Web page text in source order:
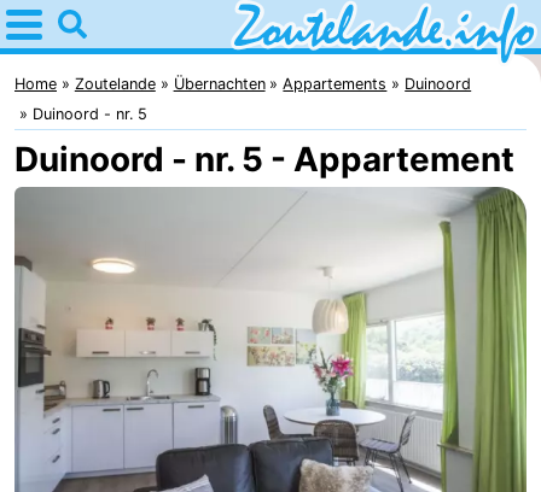
Home
Zoutelande
Tipps
Für
Langstraat
Webcam
Strand
Übernachten
Appartements
Home Zoutelande Übernachten Appartements
Duinoord
Duinoord - nr. 5
Duinoord - nr. 5 - Appartement